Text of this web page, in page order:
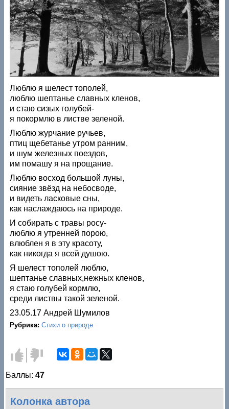
Люблю я шелест тополей,
люблю шептанье славных кленов,
и стаю сизых голубей-
я покормлю в листве зеленой.
Люблю журчание ручьев,
птиц щебетанье утром ранним,
и шум железных поездов,
им помашу я на прощание.
Люблю восход большой луны,
сияние звёзд на небосводе,
и видеть ласковые сны,
как наслаждаюсь на природе.
И собирать с травы росу-
люблю я утренней порою,
влюблен я в эту красоту,
как никогда я всей душою.
Я шелест тополей люблю,
шептанье славных,нежных кленов,
я стаю голубей кормлю,
среди листвы такой зеленой.
23.05.17 Андрей Шумилов
Рубрика:Стихи о природе
Голос
за!
Голос
против!
Баллы:47
Колонка автора